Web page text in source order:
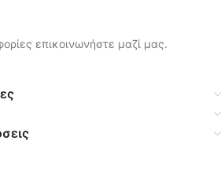
επικοινωνήστε μαζί μας.